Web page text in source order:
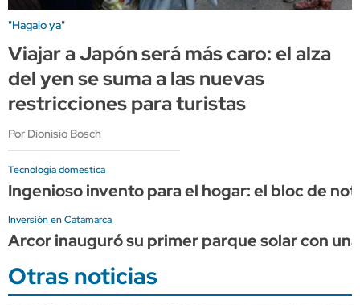
"Hagalo ya"
Viajar a Japón será más caro: el alza
del yen se suma a las nuevas
restricciones para turistas
Por Dionisio Bosch
Tecnología domestica
Ingenioso invento para el hogar: el bloc de
Inversión en Catamarca
Arcor inauguró su primer parque solar con
Otras noticias